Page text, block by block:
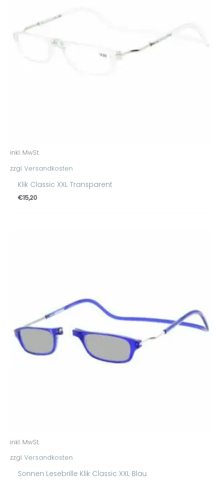
inkl. MwSt.
zzgl.Versandkosten
Klik Classic XXL Transparent
€15,20
inkl. MwSt.
zzgl.Versandkosten
Sonnen Lesebrille Klik Classic XXL Blau